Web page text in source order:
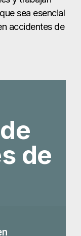
de
18